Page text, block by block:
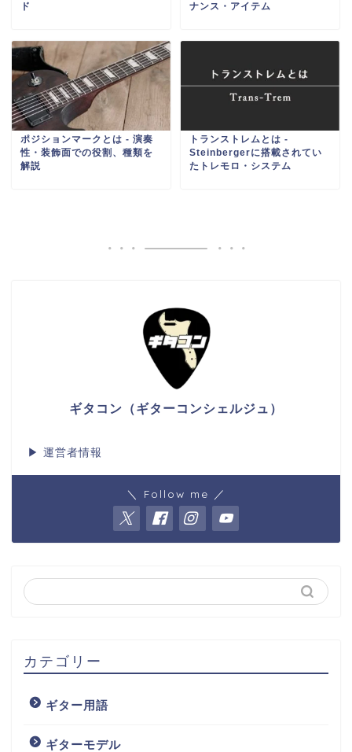
ド
ナンス・アイテム
ポジションマークとは ‐ 演奏
性・装飾面での役割、種類を
解説
トランストレムとは ‐
Steinbergerに搭載されてい
たトレモロ・システム
ギタコン（ギターコンシェルジュ）
▶ 運営者情報
＼ Follow me ／
カテゴリー
ギター用語
ギターモデル